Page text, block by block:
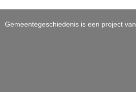
Gemeentegeschiedenis is een project van